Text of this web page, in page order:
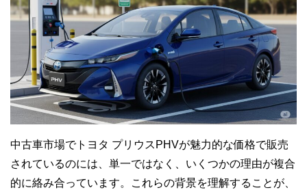
中古車市場でトヨタ プリウスPHVが魅力的な価格で販売
されているのには、単一ではなく、いくつかの理由が複合
的に絡み合っています。これらの背景を理解することが、